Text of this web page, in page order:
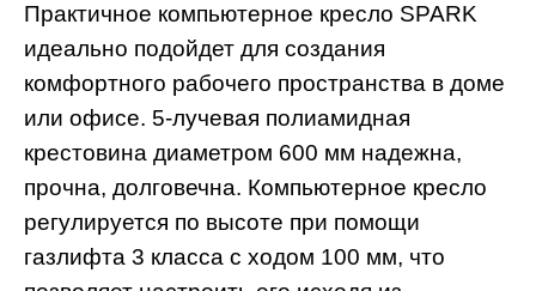
Практичное компьютерное кресло SPARK
идеально подойдет для создания
комфортного рабочего пространства в доме
или офисе. 5-лучевая полиамидная
крестовина диаметром 600 мм надежна,
прочна, долговечна. Компьютерное кресло
регулируется по высоте при помощи
газлифта 3 класса с ходом 100 мм, что